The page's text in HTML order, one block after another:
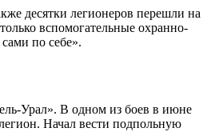
десятки легионеров перешли на
вспомогательные охранно-
по себе».
Урал». В одном из боев в июне
Начал вести подпольную